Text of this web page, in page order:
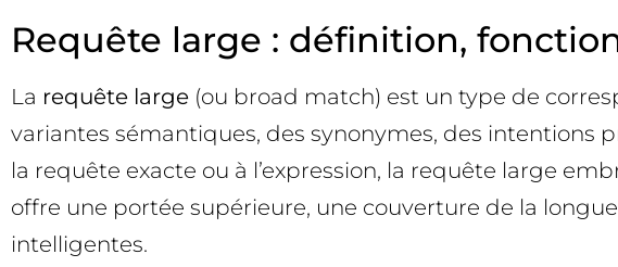
Requête large : définition,
La requête large (ou broad match) est un type de
variantes sémantiques, des synonymes, des intentions
la requête exacte ou à l’expression, la requête large
offre une portée supérieure, une couverture de la
intelligentes.